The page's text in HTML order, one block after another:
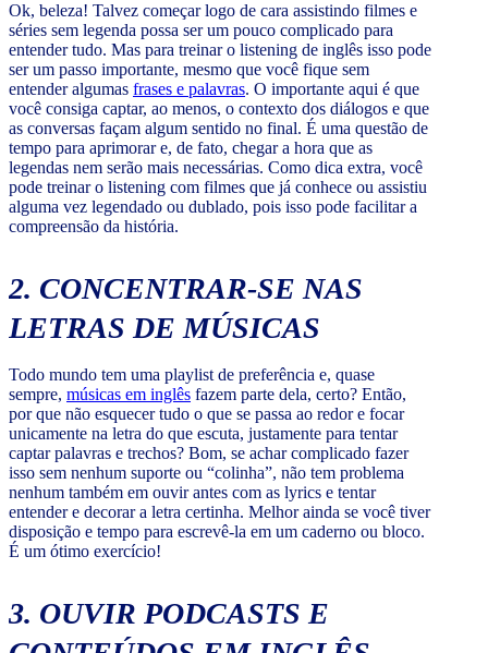
Ok, beleza! Talvez começar logo de cara assistindo filmes e
séries sem legenda possa ser um pouco complicado para
entender tudo. Mas para treinar o listening de inglês isso pode
ser um passo importante, mesmo que você fique sem
entender algumas frases e palavras. O importante aqui é que
você consiga captar, ao menos, o contexto dos diálogos e que
as conversas façam algum sentido no final. É uma questão de
tempo para aprimorar e, de fato, chegar a hora que as
legendas nem serão mais necessárias. Como dica extra, você
pode treinar o listening com filmes que já conhece ou assistiu
alguma vez legendado ou dublado, pois isso pode facilitar a
compreensão da história.
2. CONCENTRAR-SE NAS
LETRAS DE MÚSICAS
Todo mundo tem uma playlist de preferência e, quase
sempre, músicas em inglês fazem parte dela, certo? Então,
por que não esquecer tudo o que se passa ao redor e focar
unicamente na letra do que escuta, justamente para tentar
captar palavras e trechos? Bom, se achar complicado fazer
isso sem nenhum suporte ou “colinha”, não tem problema
nenhum também em ouvir antes com as lyrics e tentar
entender e decorar a letra certinha. Melhor ainda se você tiver
disposição e tempo para escrevê-la em um caderno ou bloco.
É um ótimo exercício!
3. OUVIR PODCASTS E